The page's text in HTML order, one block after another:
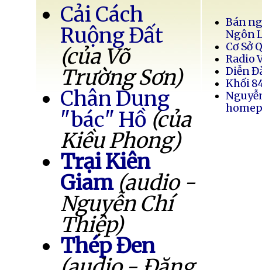
Cải Cách
Ruộng Đất
(của Võ
Trường Sơn)
Chân Dung
"bác" Hồ (của
Kiều Phong)
Trại Kiên
Giam (audio -
Nguyễn Chí
Thiệp)
Thép Đen
Bán
Ngôn
Cơ Sở
Radio
Diễn
Khối